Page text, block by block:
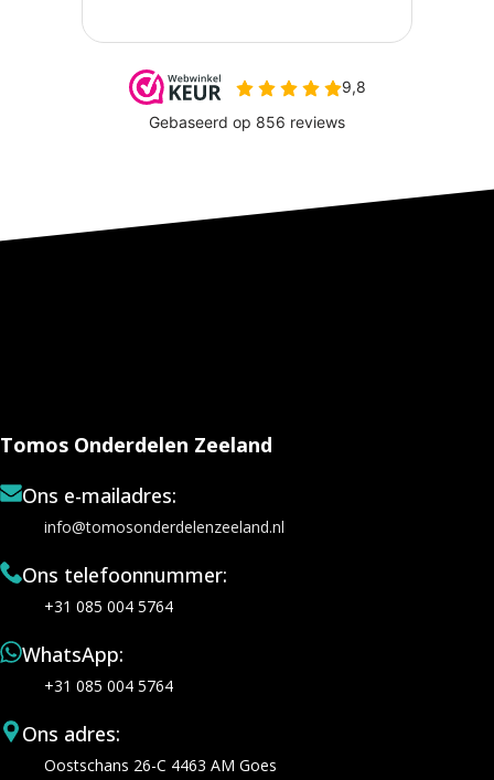
Tomos Onderdelen Zeeland
Ons e-mailadres:
info@tomosonderdelenzeeland.nl
Ons telefoonnummer:
+31 085 004 5764
WhatsApp:
+31 085 004 5764
Ons adres:
Oostschans 26-C 4463 AM Goes